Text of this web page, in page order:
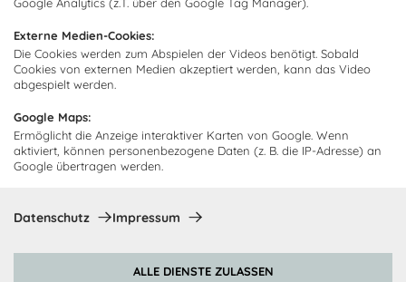
Externe Medien-Cookies:
Die Cookies werden zum Abspielen der Videos benötigt. Sobald
Cookies von externen Medien akzeptiert werden, kann das Video
abgespielt werden.
Google Maps:
Ermöglicht die Anzeige interaktiver Karten von Google. Wenn
aktiviert, können personenbezogene Daten (z. B. die IP-Adresse) an
Google übertragen werden.
Datenschutz Impressum
ALLE DIENSTE ZULASSEN
Ich bin damit einverstanden, dass Cocooning24 mich regelmäßig
Diese Einwilligung kann jederzeit widerrufen werden. Einzelheiten
sind in der
Datenschutzrichtlinie zu finden.
Zahlungsmethoden